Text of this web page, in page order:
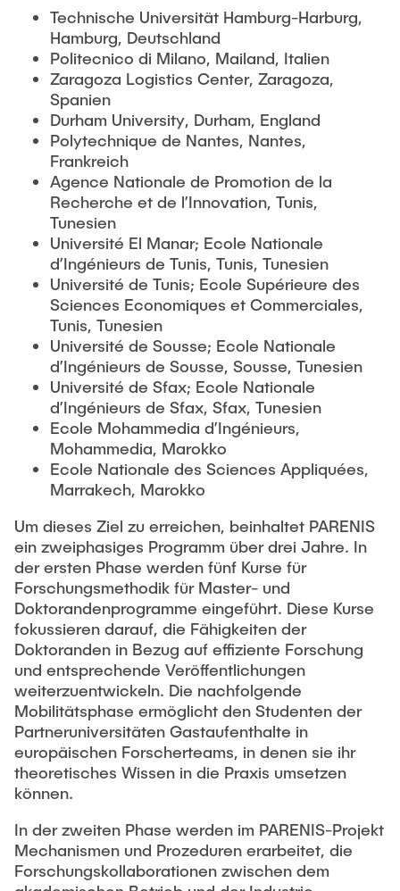
Technische Universität Hamburg-Harburg,
Hamburg, Deutschland
Politecnico di Milano, Mailand, Italien
Zaragoza Logistics Center, Zaragoza,
Spanien
Durham University, Durham, England
Polytechnique de Nantes, Nantes,
Frankreich
Agence Nationale de Promotion de la
Recherche et de l’Innovation, Tunis,
Tunesien
Université El Manar; Ecole Nationale
d’Ingénieurs de Tunis, Tunis, Tunesien
Université de Tunis; Ecole Supérieure des
Sciences Economiques et Commerciales,
Tunis, Tunesien
Université de Sousse; Ecole Nationale
d’Ingénieurs de Sousse, Sousse, Tunesien
Université de Sfax; Ecole Nationale
d’Ingénieurs de Sfax, Sfax, Tunesien
Ecole Mohammedia d’Ingénieurs,
Mohammedia, Marokko
Ecole Nationale des Sciences Appliquées,
Marrakech, Marokko
Um dieses Ziel zu erreichen, beinhaltet PARENIS
ein zweiphasiges Programm über drei Jahre. In
der ersten Phase werden fünf Kurse für
Forschungsmethodik für Master- und
Doktorandenprogramme eingeführt. Diese Kurse
fokussieren darauf, die Fähigkeiten der
Doktoranden in Bezug auf effiziente Forschung
und entsprechende Veröffentlichungen
weiterzuentwickeln. Die nachfolgende
Mobilitätsphase ermöglicht den Studenten der
Partneruniversitäten Gastaufenthalte in
europäischen Forscherteams, in denen sie ihr
theoretisches Wissen in die Praxis umsetzen
können.
In der zweiten Phase werden im PARENIS-Projekt
Mechanismen und Prozeduren erarbeitet, die
Forschungskollaborationen zwischen dem